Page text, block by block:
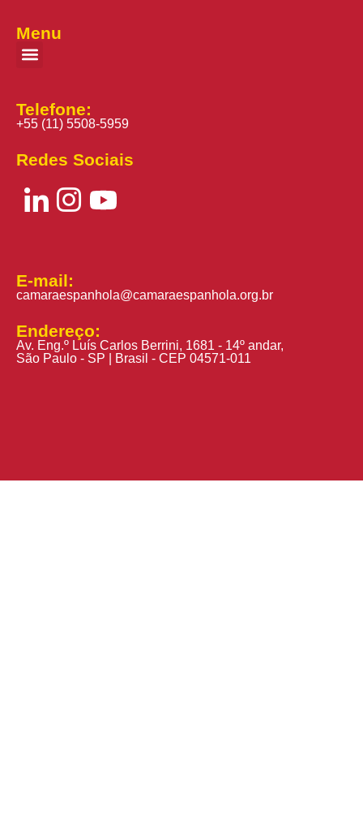
Menu
Telefone:
+55 (11) 5508-5959
Redes Sociais
E-mail:
camaraespanhola@camaraespanhola.org.br
Endereço:
Av. Eng.º Luís Carlos Berrini, 1681 - 14º andar,
São Paulo - SP | Brasil - CEP 04571-011